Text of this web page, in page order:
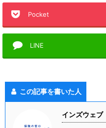
Pocket
LINE
この記事を書いた人
インズウェブ